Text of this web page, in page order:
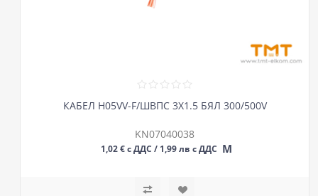
КАБЕЛ H05VV-F/ШВПС 3Х1.5 БЯЛ 300/500V
KN07040038
1,02 € с ДДС / 1,99 лв с ДДС М